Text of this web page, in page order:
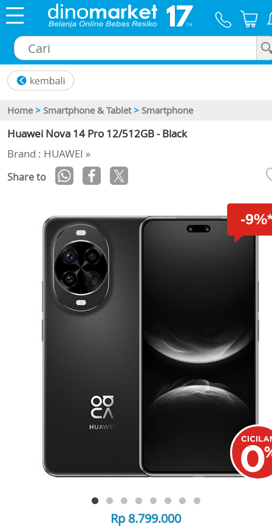
Home > Smartphone & Tablet > Smartphone
Huawei Nova 14 Pro 12/512GB - Black
Brand : HUAWEI »
Share to
-
Rp 8.799.000